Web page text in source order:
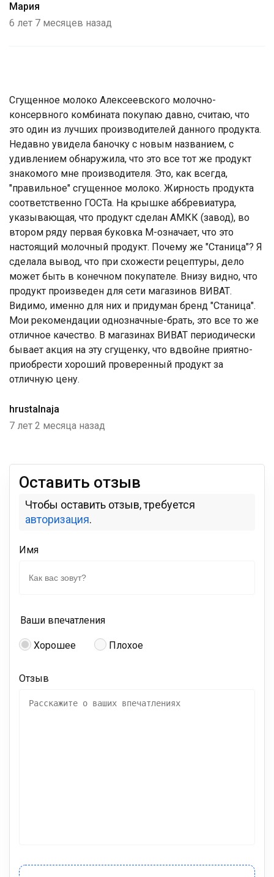
Мария
6 лет 7 месяцев назад
Сгущенное молоко Алексеевского молочно-
консервного комбината покупаю давно, считаю, что
это один из лучших производителей данного продукта.
Недавно увидела баночку с новым названием, с
удивлением обнаружила, что это все тот же продукт
знакомого мне производителя. Это, как всегда,
"правильное" сгущенное молоко. Жирность продукта
соответственно ГОСТа. На крышке аббревиатура,
указывающая, что продукт сделан АМКК (завод), во
втором ряду первая буковка М-означает, что это
настоящий молочный продукт. Почему же "Станица"? Я
сделала вывод, что при схожести рецептуры, дело
может быть в конечном покупателе. Внизу видно, что
продукт произведен для сети магазинов ВИВАТ.
Видимо, именно для них и придуман бренд "Станица".
Мои рекомендации однозначные-брать, это все то же
отличное качество. В магазинах ВИВАТ периодически
бывает акция на эту сгущенку, что вдвойне приятно-
приобрести хороший проверенный продукт за
отличную цену.
hrustalnaja
7 лет 2 месяца назад
Оставить отзыв
Чтобы оставить отзыв, требуется
авторизация.
Имя
Ваши впечатления
Хорошее Плохое
Отзыв